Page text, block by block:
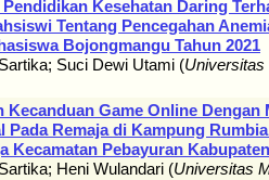
Kesehatan Daring
Tentang Pencegahan
Bojongmangu Tahun 2021
; Suci Dewi Utami (
Kecanduan Game Online Dengan
Pada Remaja di Kampung
Kecamatan Pebayuran Kabupaten
; Heni Wulandari (Universitas